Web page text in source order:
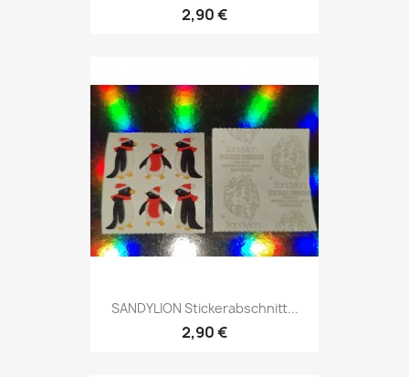
2,90 €
SANDYLION Stickerabschnitt...
2,90 €